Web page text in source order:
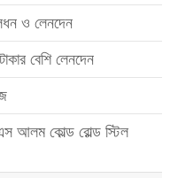
ও লেনদেন
বেশি লেনদেন
আলম কোল্ড রোল্ড স্টিল